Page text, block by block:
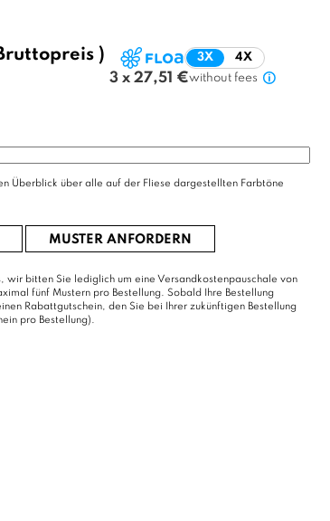
) 3X 4X
3 x 27,51 €without fees
Überblick über alle auf der Fliese dargestellten Farbtöne
MUSTER ANFORDERN
wir bitten Sie lediglich um eine Versandkostenpauschale von
fünf Mustern pro Bestellung. Sobald Ihre Bestellung
Rabattgutschein, den Sie bei Ihrer zukünftigen Bestellung
pro Bestellung).